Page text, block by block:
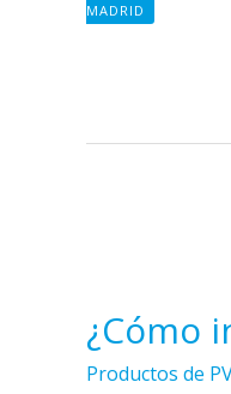
MADRID
¿Cómo
Productos de
la
orientación
de